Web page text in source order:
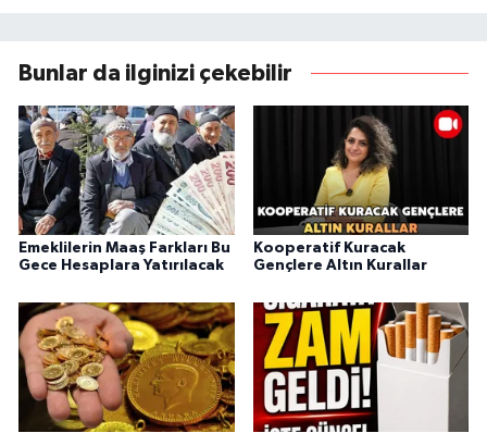
Bunlar da ilginizi çekebilir
Emeklilerin Maaş Farkları Bu
Gece Hesaplara Yatırılacak
Kooperatif Kuracak
Gençlere Altın Kurallar